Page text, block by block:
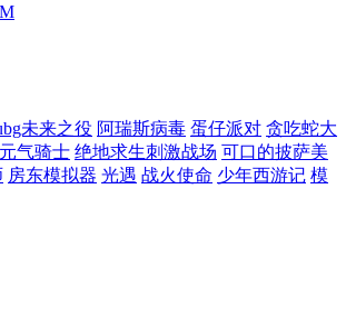
未来之役 阿瑞斯病毒 蛋仔派对 贪吃蛇大
元气骑士 绝地求生刺激战场 可口的披萨美
房东模拟器 光遇 战火使命 少年西游记 模